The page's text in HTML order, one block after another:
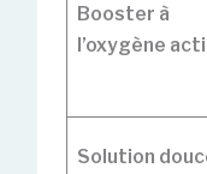
Booster à
l’oxygène
Solution